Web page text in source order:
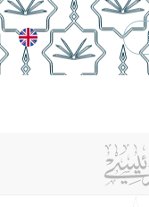
الدعم الفنيالتقويم الجامعي